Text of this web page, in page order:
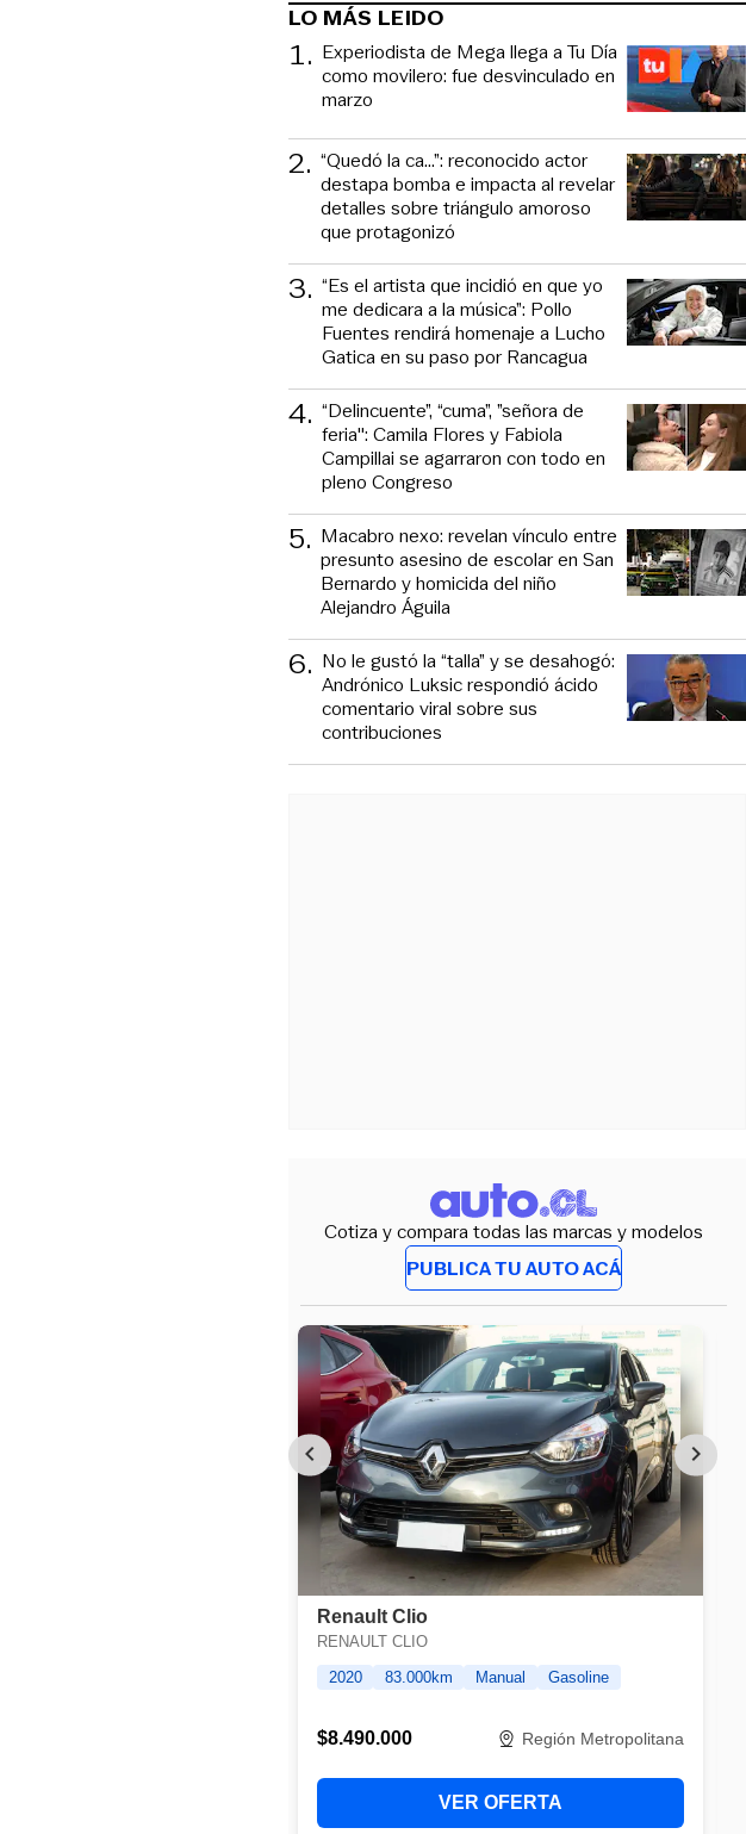
LO MÁS LEIDO
1. Experiodista de Mega llega a Tu Día
como movilero: fue desvinculado en
marzo
2. “Quedó la ca...”: reconocido actor
destapa bomba e impacta al revelar
detalles sobre triángulo amoroso
que protagonizó
3. “Es el artista que incidió en que yo
me dedicara a la música”: Pollo
Fuentes rendirá homenaje a Lucho
Gatica en su paso por Rancagua
4. “Delincuente”, “cuma”, ”señora de
feria": Camila Flores y Fabiola
Campillai se agarraron con todo en
pleno Congreso
5. Macabro nexo: revelan vínculo entre
presunto asesino de escolar en San
Bernardo y homicida del niño
Alejandro Águila
6. No le gustó la “talla” y se desahogó:
Andrónico Luksic respondió ácido
comentario viral sobre sus
contribuciones
Cotiza y compara todas las marcas y modelos
PUBLICA TU AUTO ACÁ